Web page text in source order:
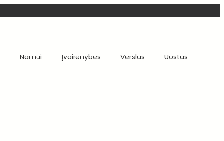
Namai Įvairenybės Verslas Uostas